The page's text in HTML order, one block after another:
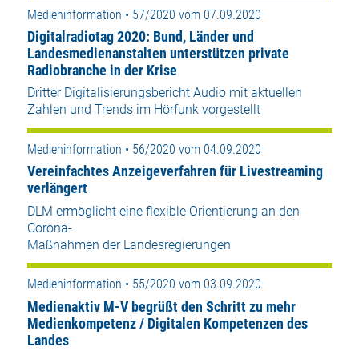
Medieninformation • 57/2020 vom 07.09.2020
Digitalradiotag 2020: Bund, Länder und
Landesmedienanstalten unterstützen private
Radiobranche in der Krise
Dritter Digitalisierungsbericht Audio mit aktuellen
Zahlen und Trends im Hörfunk vorgestellt
Medieninformation • 56/2020 vom 04.09.2020
Vereinfachtes Anzeigeverfahren für Livestreaming
verlängert
DLM ermöglicht eine flexible Orientierung an den
Corona-
Maßnahmen der Landesregierungen
Medieninformation • 55/2020 vom 03.09.2020
Medienaktiv M-V begrüßt den Schritt zu mehr
Medienkompetenz / Digitalen Kompetenzen des
Landes